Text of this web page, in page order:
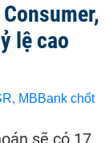
lệ cao
sẽ có 17